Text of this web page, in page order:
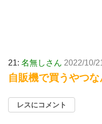
21: 名無しさん 2022/10/
自販機で買うやつ
レスにコメント